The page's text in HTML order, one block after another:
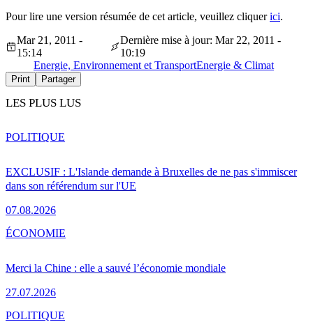
Pour lire une version résumée de cet article, veuillez cliquerici.
Mar 21, 2011 -
15:14
Dernière mise à jour: Mar 22, 2011 -
10:19
Energie, Environnement et TransportEnergie & Climat
Print Partager
LES PLUS LUS
EXCLUSIF : L'Islande demande à Bruxelles de ne pas s'immiscer
dans son référendum sur l'UE
07.08.2026
POLITIQUE
Merci la Chine : elle a sauvé l’économie mondiale
27.07.2026
ÉCONOMIE
POLITIQUE